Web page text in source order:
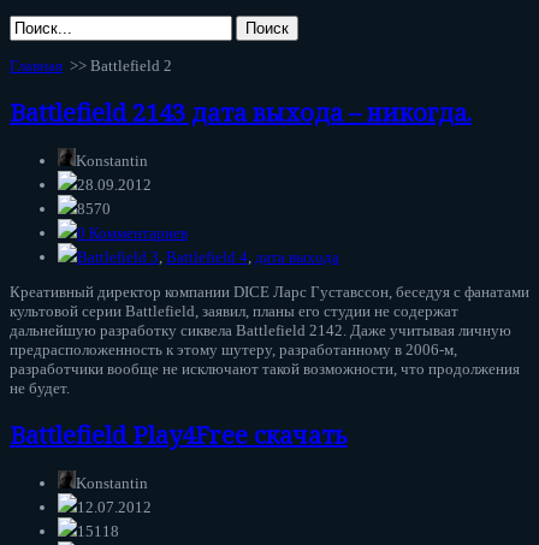
Главная >> Battlefield 2
Battlefield 2143 дата выхода – никогда.
Konstantin
28.09.2012
8570
0 Комментариев
Battlefield 3, Battlefield 4, дата выхода
Креативный директор компании DICE Ларс Густавссон, беседуя с фанатами
культовой серии Battlefield, заявил, планы его студии не содержат
дальнейшую разработку сиквела Battlefield 2142. Даже учитывая личную
предрасположенность к этому шутеру, разработанному в 2006-м,
разработчики вообще не исключают такой возможности, что продолжения
не будет.
Battlefield Play4Free скачать
Konstantin
12.07.2012
15118